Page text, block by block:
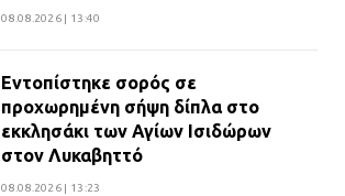
08.08.2026 | 13:40
Εντοπίστηκε σορός σε
προχωρημένη σήψη δίπλα στο
εκκλησάκι των Αγίων Ισιδώρων
στον Λυκαβηττό
08.08.2026 | 13:23